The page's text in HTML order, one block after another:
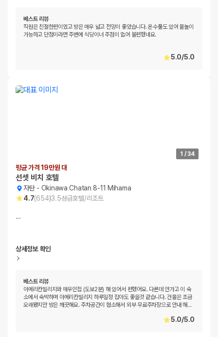
베스트 리뷰
직원은 친절한편이였고 방은 매우 넓고 전망이 좋았습니다. 온수풀도 있어 물놀이
가능하고 단점이라면 주변에 식당이너 주점이 없어 불편했네요.
5.0/5.0
1 /34
평균 가격 19만원 대
선셋 비치 호텔
자탄- Okinawa Chatan 8-11 Mihama
4.7(654)3.5성급호텔/리조트
…
상세정보 확인
베스트 리뷰
아메리칸빌리지와 매우인접 (도보2분) 해 있어서 편했어요. 다른데 안가고 이 숙
소에서 숙박하며 아메리칸빌리지 하루일정 잡아도 좋을것 같습니다. 건물은 조금
오래됐지만 방은 깨끗해요. 주차공간이 협소해서 외부 무료주차장으로 안내 해…
5.0/5.0